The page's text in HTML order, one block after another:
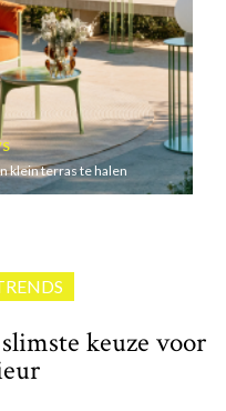
klein terras te halen
keuze voor